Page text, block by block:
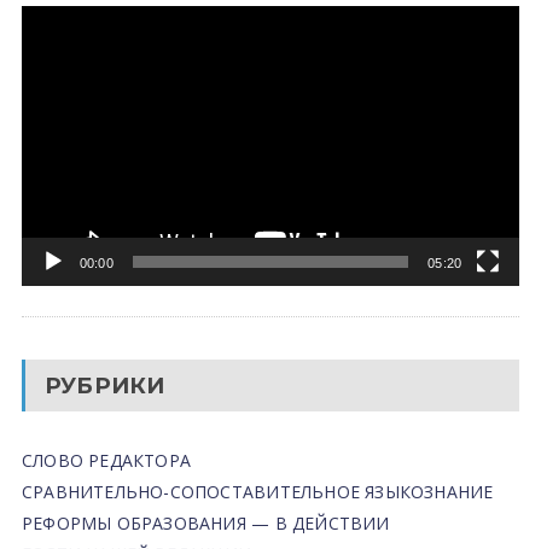
00:00 05:20
РУБРИКИ
СЛОВО РЕДАКТОРА
СРАВНИТЕЛЬНО-СОПОСТАВИТЕЛЬНОЕ ЯЗЫКОЗНАНИЕ
РЕФОРМЫ ОБРАЗОВАНИЯ — В ДЕЙСТВИИ